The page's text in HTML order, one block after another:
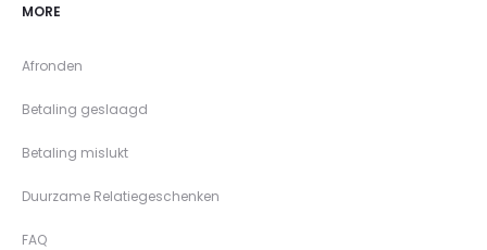
MORE
Afronden
Betaling geslaagd
Betaling mislukt
Duurzame Relatiegeschenken
FAQ